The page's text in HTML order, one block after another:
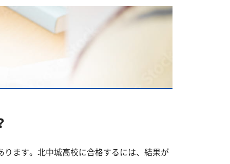
ます。北中城高校に合格するには、結果が